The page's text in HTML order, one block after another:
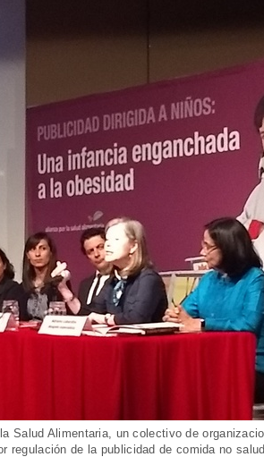
Salud Alimentaria, un colectivo de
regulación de la publicidad de comida no